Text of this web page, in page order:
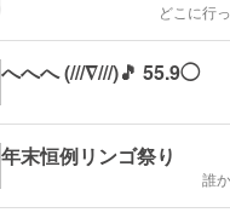
どこに行
へへへ (///∇///)🎵 55.9◯
年末恒例リンゴ祭り
誰